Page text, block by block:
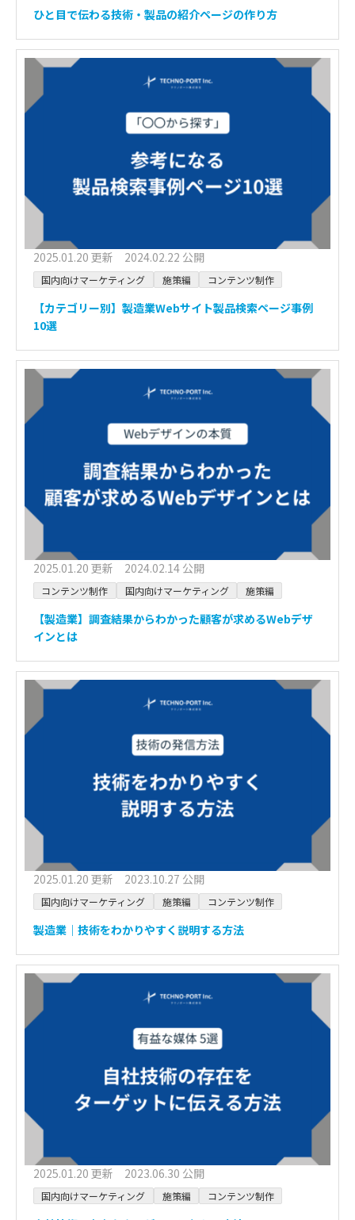
ひと目で伝わる技術・製品の紹介ページの作り方
2025.01.20 更新 2024.02.22 公開
国内向けマーケティング 施策編 コンテンツ制作
【カテゴリー別】製造業Webサイト製品検索ページ事例
10選
2025.01.20 更新 2024.02.14 公開
コンテンツ制作 国内向けマーケティング 施策編
【製造業】調査結果からわかった顧客が求めるWebデザ
インとは
2025.01.20 更新 2023.10.27 公開
国内向けマーケティング 施策編 コンテンツ制作
製造業｜技術をわかりやすく説明する方法
2025.01.20 更新 2023.06.30 公開
国内向けマーケティング 施策編 コンテンツ制作